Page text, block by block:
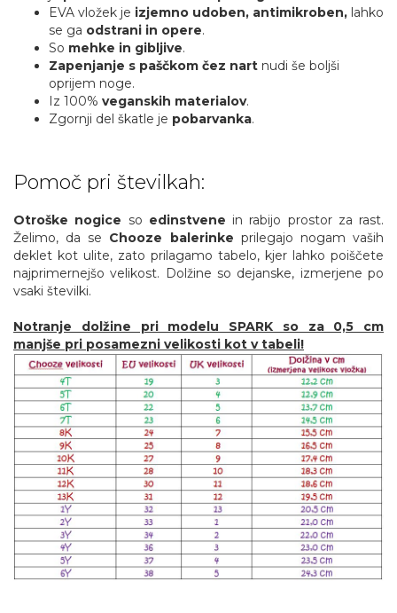
EVA vložek je izjemno udoben, antimikroben, lahko
se ga odstrani in opere.
So mehke in gibljive.
Zapenjanje s paščkom čez nart nudi še boljši
oprijem noge.
Iz 100% veganskih materialov.
Zgornji del škatle je pobarvanka.
Pomoč pri številkah:
Otroške nogice so edinstvene in rabijo prostor za rast.
Želimo, da se Chooze balerinke prilegajo nogam vaših
deklet kot ulite, zato prilagamo tabelo, kjer lahko poiščete
najprimernejšo velikost. Dolžine so dejanske, izmerjene po
vsaki številki.
Notranje dolžine pri modelu SPARK so za 0,5 cm
manjše pri posamezni velikosti kot v tabeli!